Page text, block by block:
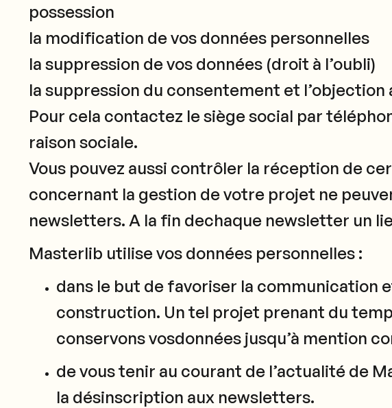
possession
la modification de vos données personnelles
la suppression de vos données (droit à l’oubli)
la suppression du consentement et
Pour cela contactez le siège social par
raison sociale.
Vous pouvez aussi contrôler la réception de
concernant la gestion de votre projet ne
newsletters. A la fin dechaque newsletter un
Masterlib utilise vos données personnelles :
dans le but de favoriser la communication
construction. Un tel projet prenant du
conservons vosdonnées jusqu’à mention
de vous tenir au courant de l’actualité de
la désinscription aux newsletters.